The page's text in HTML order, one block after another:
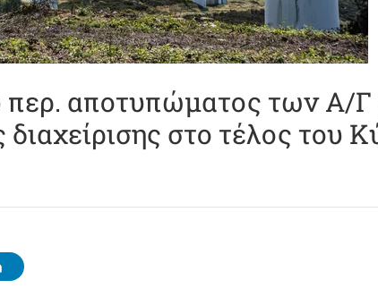
περ. αποτυπώματος των Α/
διαχείρισης στο τέλος του